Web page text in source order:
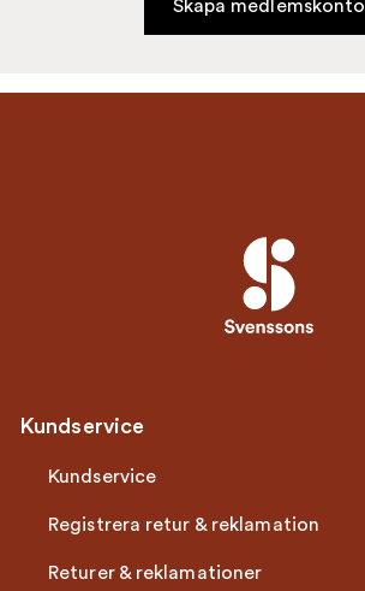
Skapa medlemskonto
Kundservice
Kundservice
Registrera retur & reklamation
Returer & reklamationer